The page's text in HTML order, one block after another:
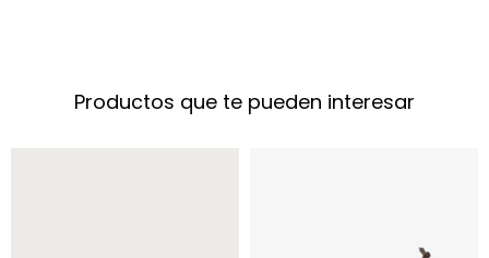
Productos que te pueden interesar